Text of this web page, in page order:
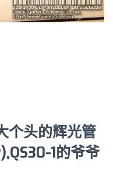
个头的辉光管
1的爷爷